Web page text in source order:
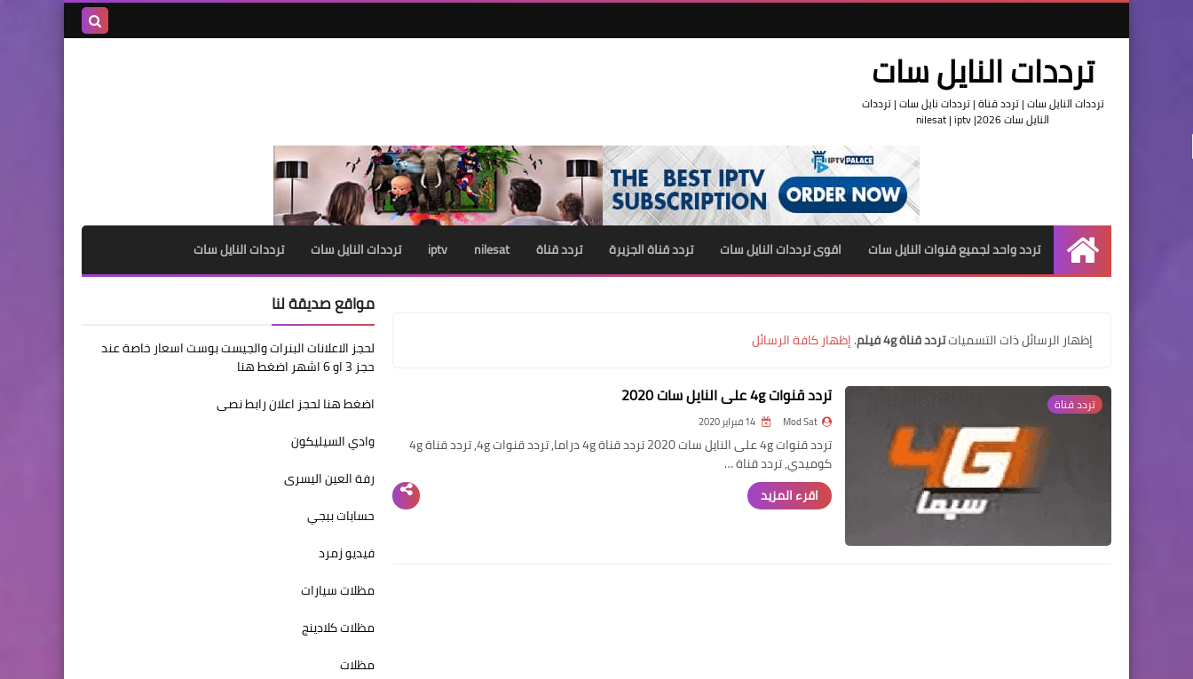
ترددات النايل سات
ترددات النايل سات | تردد قناة | ترددات نايل سات | ترددات
النايل سات 2026| nilesat | iptv
الرئيسية
تردد واحد لجميع قنوات النايل سات اقوى ترددات النايل سات تردد قناة الجزيرة تردد قناة nilesat
iptv ترددات النايل سات ترددات النايل سات
‏إظهار الرسائل ذات التسمياتتردد قناة 4g فيلم .إظهار كافة الرسائل
تردد قناة تردد قنوات 4g على النايل سات 2020
Mod Sat
تردد قنوات 4g على النايل سات 2020 تردد قناة 4g دراما, تردد قنوات 4g, تردد قناة 4g
كوميدي, تردد قناة …
اقرء المزيد
مواقع صديقة لنا
لحجز الاعلانات البنرات والجيست بوست اسعار خاصة عند
حجز 3 او 6 اشهر اضغط هنا
اضغط هنا لحجز اعلان رابط نصى
وادي السيليكون
رفة العين اليسرى
حسابات ببجي
فيديو زمرد
مظلات سيارات
مظلات كلادينج
مظلات